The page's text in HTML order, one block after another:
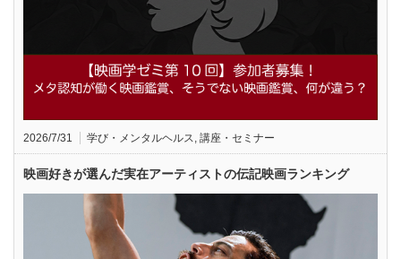
2026/7/31 学び・メンタルヘルス, 講座・セミナー
映画好きが選んだ実在アーティストの伝記映画ランキング